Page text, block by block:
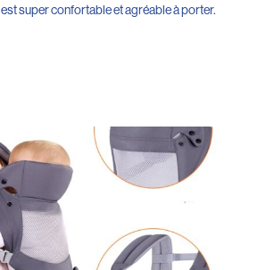
est super confortable et agréable à porter.